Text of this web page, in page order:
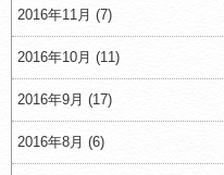
2016年11月 (7)
2016年10月 (11)
2016年9月 (17)
2016年8月 (6)